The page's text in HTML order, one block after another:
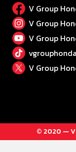
V Group
V Group
V Group
vgrouphonda
V Group
© 2020 — V